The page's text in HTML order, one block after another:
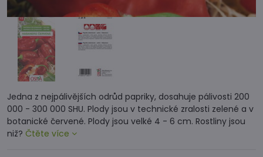
Jedna z nejpálivějších odrůd papriky, dosahuje pálivosti 200
000 - 300 000 SHU. Plody jsou v technické zralosti zelené a v
botanické červené. Plody jsou velké 4 - 6 cm. Rostliny jsou
niž? Čtěte více